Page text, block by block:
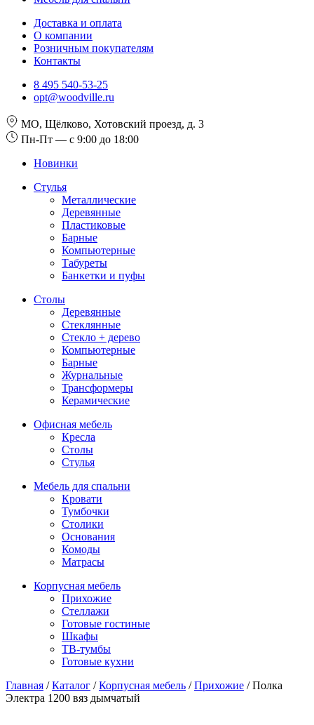
Доставка и оплата
О компании
Розничным покупателям
Контакты
8 495 540-53-25
opt@woodville.ru
МО, Щёлково, Хотовский проезд, д. 3
Пн-Пт — с 9:00 до 18:00
Новинки
Стулья
Металлические
Деревянные
Пластиковые
Барные
Компьютерные
Табуреты
Банкетки и пуфы
Столы
Деревянные
Стеклянные
Стекло + дерево
Компьютерные
Барные
Журнальные
Трансформеры
Керамические
Офисная мебель
Кресла
Столы
Стулья
Мебель для спальни
Кровати
Тумбочки
Столики
Основания
Комоды
Матрасы
Корпусная мебель
Прихожие
Стеллажи
Готовые гостиные
Шкафы
ТВ-тумбы
Готовые кухни
Главная /Каталог /Корпусная мебель /Прихожие /Полка
Электра 1200 вяз дымчатый